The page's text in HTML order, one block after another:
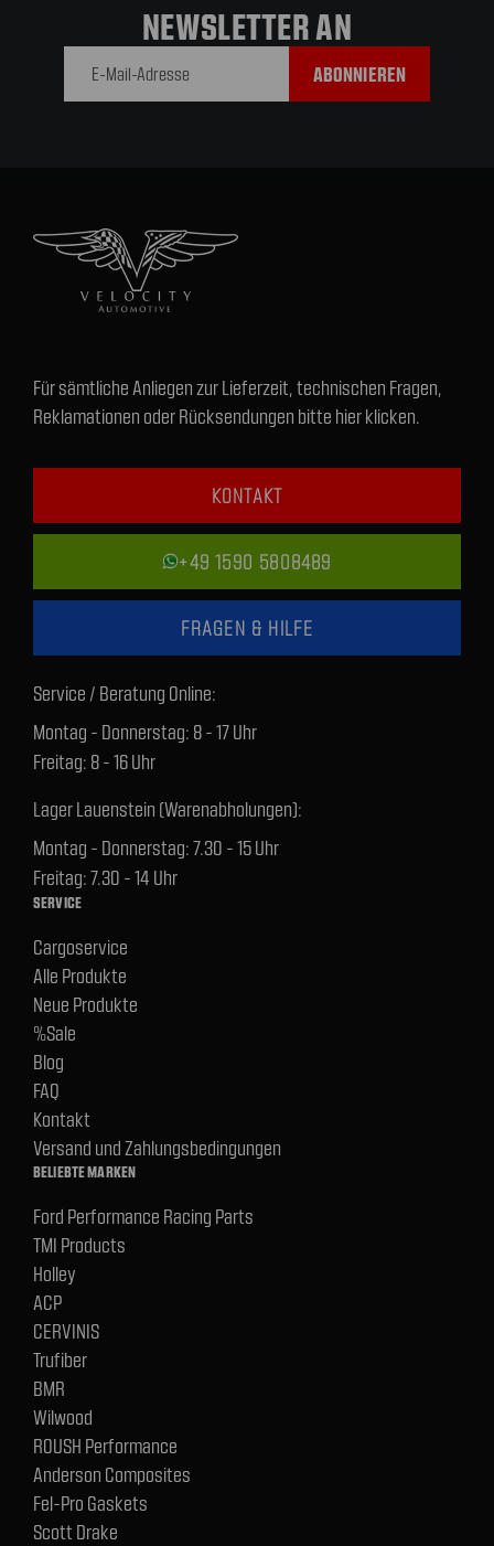
NEWSLETTER AN
Für sämtliche Anliegen zur Lieferzeit, technischen Fragen,
Reklamationen oder Rücksendungen bitte hier klicken.
KONTAKT
+49 1590 5808489
FRAGEN & HILFE
Service / Beratung Online:
Montag - Donnerstag: 8 - 17 Uhr
Freitag: 8 - 16 Uhr
Lager Lauenstein (Warenabholungen):
Montag - Donnerstag: 7.30 - 15 Uhr
Freitag: 7.30 - 14 Uhr
SERVICE
Cargoservice
Alle Produkte
Neue Produkte
%Sale
Blog
FAQ
Kontakt
Versand und Zahlungsbedingungen
BELIEBTE MARKEN
Ford Performance Racing Parts
TMI Products
Holley
ACP
CERVINIS
Trufiber
BMR
Wilwood
ROUSH Performance
Anderson Composites
Fel-Pro Gaskets
Scott Drake